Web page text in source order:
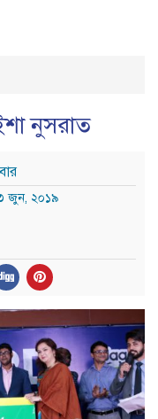
নুসরাত
জুন, ২০১৯